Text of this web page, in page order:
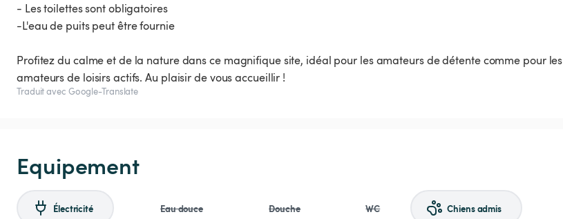
- Les toilettes sont obligatoires
-L'eau de puits peut être fournie
Profitez du calme et de la nature dans ce magnifique site, idéal pour les amateurs de détente comme pour les
amateurs de loisirs actifs. Au plaisir de vous accueillir !
Traduit avec Google-Translate
Equipement
Électricité Eau douce Douche WC Chiens admis